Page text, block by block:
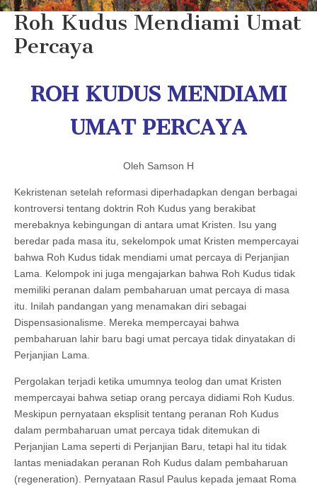
Roh Kudus Mendiami Umat
Percaya
ROH KUDUS MENDIAMI
UMAT PERCAYA
Oleh Samson H
Kekristenan setelah reformasi diperhadapkan dengan berbagai
kontroversi tentang doktrin Roh Kudus yang berakibat
merebaknya kebingungan di antara umat Kristen. Isu yang
beredar pada masa itu, sekelompok umat Kristen mempercayai
bahwa Roh Kudus tidak mendiami umat percaya di Perjanjian
Lama. Kelompok ini juga mengajarkan bahwa Roh Kudus tidak
memiliki peranan dalam pembaharuan umat percaya di masa
itu. Inilah pandangan yang menamakan diri sebagai
Dispensasionalisme. Mereka mempercayai bahwa
pembaharuan lahir baru bagi umat percaya tidak dinyatakan di
Perjanjian Lama.
Pergolakan terjadi ketika umumnya teolog dan umat Kristen
mempercayai bahwa setiap orang percaya didiami Roh Kudus.
Meskipun pernyataan eksplisit tentang peranan Roh Kudus
dalam permbaharuan umat percaya tidak ditemukan di
Perjanjian Lama seperti di Perjanjian Baru, tetapi hal itu tidak
lantas meniadakan peranan Roh Kudus dalam pembaharuan
(regeneration). Pernyataan Rasul Paulus kepada jemaat Roma